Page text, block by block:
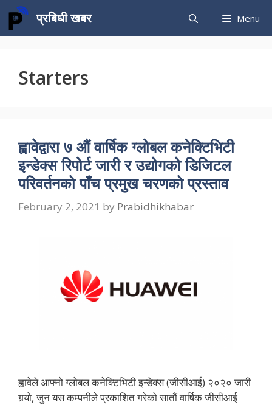
Skip
content
प्रबिधी खबर Menu
Starters
ह्वावेद्वारा ७ औं वार्षिक ग्लोबल कनेक्टिभिटी
इन्डेक्स रिपोर्ट जारी र उद्योगको डिजिटल
परिवर्तनको पाँच प्रमुख चरणको प्रस्ताव
February 2, 2021 by Prabidhikhabar
ह्वावेले आफ्नो ग्लोबल कनेक्टिभिटी इन्डेक्स (जीसीआई) २०२० जारी
गर्‍यो, जुन यस कम्पनीले प्रकाशित गरेको सातौं वार्षिक जीसीआई